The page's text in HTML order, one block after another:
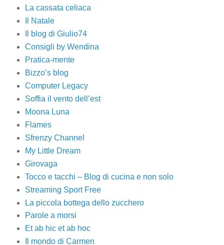
La cassata celiaca
Il Natale
Il blog di Giulio74
Consigli by Wendina
Pratica-mente
Bizzo’s blog
Computer Legacy
Soffia il vento dell’est
Moona Luna
Flames
Sfrenzy Channel
My Little Dream
Girovaga
Tocco e tacchi – Blog di cucina e non solo
Streaming Sport Free
La piccola bottega dello zucchero
Parole a morsi
Et ab hic et ab hoc
Il mondo di Carmen